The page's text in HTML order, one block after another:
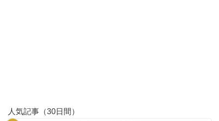
人気記事（30日間）